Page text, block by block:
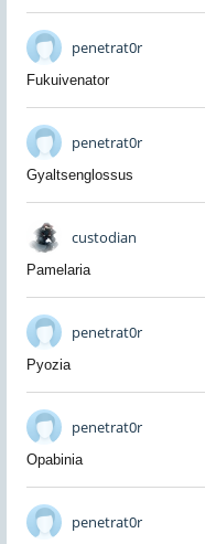
penetrat0r
Fukuivenator
penetrat0r
Gyaltsenglossus
custodian
Pamelaria
penetrat0r
Pyozia
penetrat0r
Opabinia
penetrat0r